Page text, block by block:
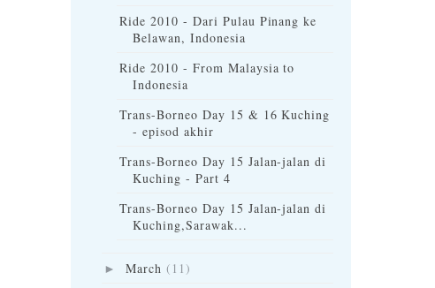
Ride 2010 - Dari Pulau Pinang ke
Belawan, Indonesia
Ride 2010 - From Malaysia to
Indonesia
Trans-Borneo Day 15 & 16 Kuching
- episod akhir
Trans-Borneo Day 15 Jalan-jalan di
Kuching - Part 4
Trans-Borneo Day 15 Jalan-jalan di
Kuching,Sarawak...
► March (11)